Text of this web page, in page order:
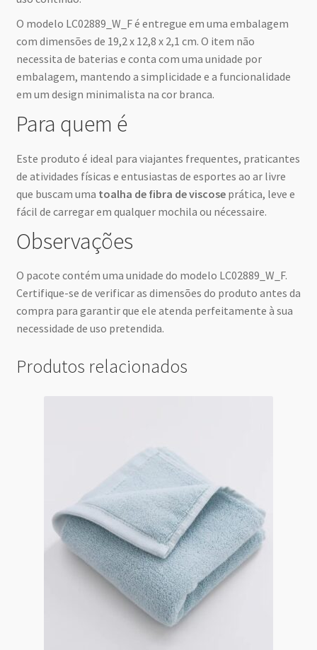
O modelo LC02889_W_F é entregue em uma embalagem
com dimensões de 19,2 x 12,8 x 2,1 cm. O item não
necessita de baterias e conta com uma unidade por
embalagem, mantendo a simplicidade e a funcionalidade
em um design minimalista na cor branca.
Para quem é
Este produto é ideal para viajantes frequentes, praticantes
de atividades físicas e entusiastas de esportes ao ar livre
que buscam uma toalha de fibra de viscoseprática, leve e
fácil de carregar em qualquer mochila ou nécessaire.
Observações
O pacote contém uma unidade do modelo LC02889_W_F.
Certifique-se de verificar as dimensões do produto antes da
compra para garantir que ele atenda perfeitamente à sua
necessidade de uso pretendida.
Produtos relacionados